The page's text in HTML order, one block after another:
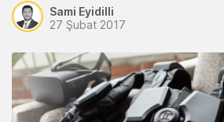
Sami Eyidilli
27 Şubat 2017